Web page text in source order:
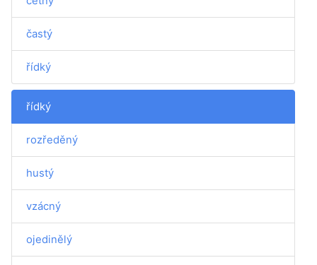
častý
řídký
řídký
rozředěný
hustý
vzácný
ojedinělý